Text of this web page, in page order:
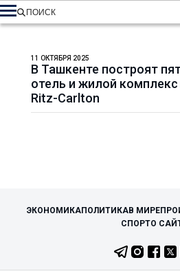
ПОИСК
В Ташкенте построят
отель и жилой
Ritz-Carlton
11 ОКТЯБРЯ 2025
ЭКОНОМИКАПОЛИТИКАВ МИРЕ
СПОРТО